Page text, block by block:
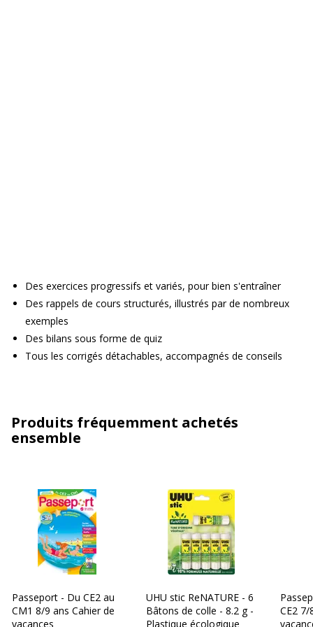
Des exercices progressifs et variés, pour bien s'entraîner
Des rappels de cours structurés, illustrés par de nombreux
exemples
Des bilans sous forme de quiz
Tous les corrigés détachables, accompagnés de conseils
Produits fréquemment achetés
ensemble
Passeport - Du CE2 au
CM1 8/9 ans Cahier de
vacances
UHU stic ReNATURE - 6
Bâtons de colle - 8.2 g -
Plastique écologique
CE2 7/